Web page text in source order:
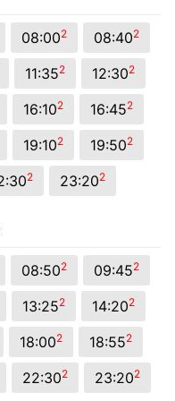
08:002 08:402
11:352 12:302
16:102 16:452
19:102 19:502
2 23:202
08:502 09:452
13:252 14:202
18:002 18:552
22:302 23:202